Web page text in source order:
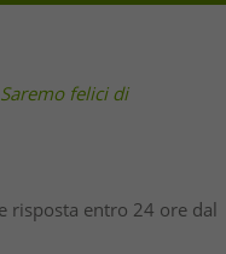
felici di
risposta entro 24 ore dal